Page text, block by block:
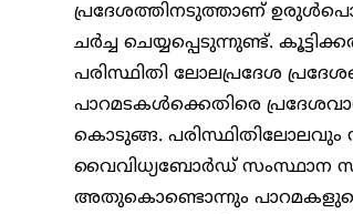
പ്രദേശത്തിനടുത്താണ്
ചർച്ച ചെയ്യപ്പെടുന്നുണ്ട്.
പരിസ്ഥിതി ലോലപ്രദേശ
പാറമടകൾക്കെതിരെ
കൊടുങ്ങ. പരിസ്ഥിതിലോലവും
വൈവിധ്യബോർഡ് സംസ്ഥാന
അതുകൊണ്ടൊന്നും പാറമകളുടെ